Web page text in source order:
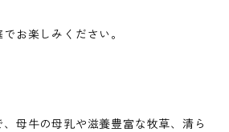
お楽しみください。
母牛の母乳や滋養豊富な牧草、清ら